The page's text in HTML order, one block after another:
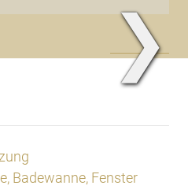
❯
Badewanne, Fenster